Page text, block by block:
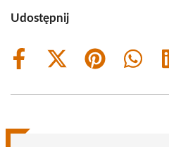
Udostępnij
Share
Share
(Twitter)
Share
Share